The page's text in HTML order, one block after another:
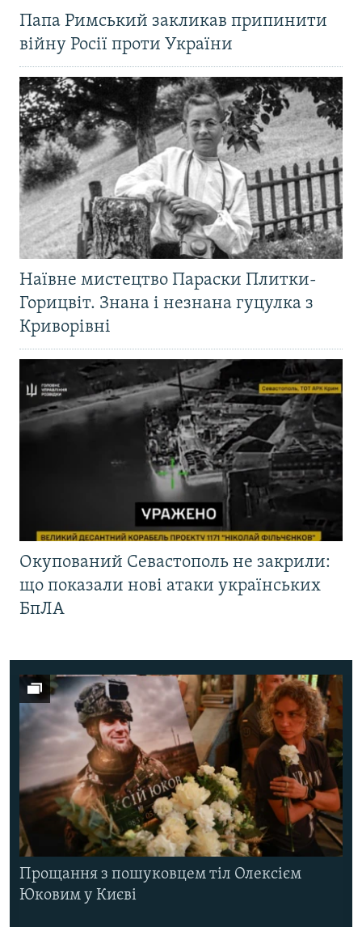
Папа Римський закликав припинити
війну Росії проти України
Наївне мистецтво Параски Плитки-
Горицвіт. Знана і незнана гуцулка з
Криворівні
Окупований Севастополь не закрили:
що показали нові атаки українських
БпЛА
Прощання з пошуковцем тіл Олексієм
Юковим у Києві